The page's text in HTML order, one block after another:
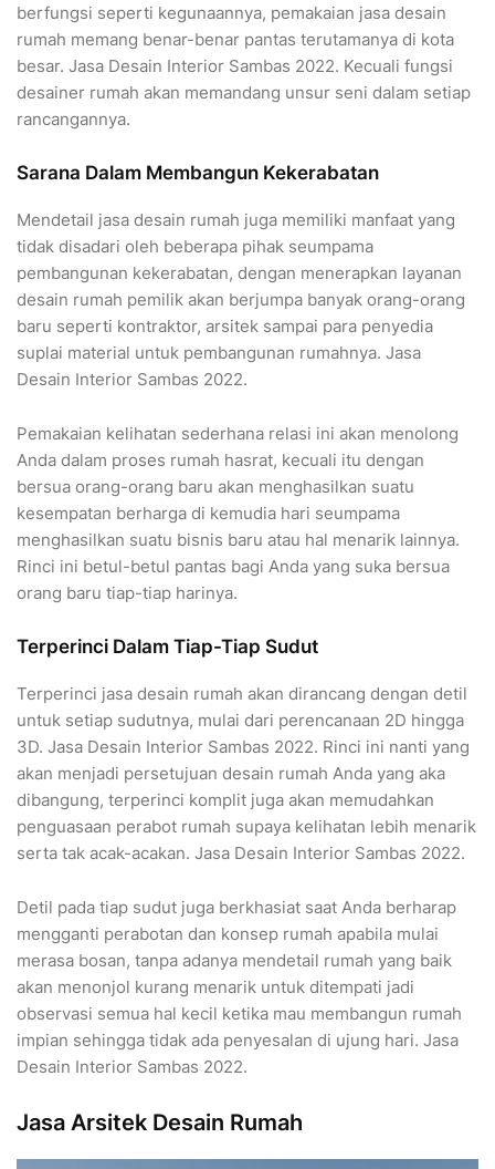
berfungsi seperti kegunaannya, pemakaian jasa desain
rumah memang benar-benar pantas terutamanya di kota
besar. Jasa Desain Interior Sambas 2022. Kecuali fungsi
desainer rumah akan memandang unsur seni dalam setiap
rancangannya.
Sarana Dalam Membangun Kekerabatan
Mendetail jasa desain rumah juga memiliki manfaat yang
tidak disadari oleh beberapa pihak seumpama
pembangunan kekerabatan, dengan menerapkan layanan
desain rumah pemilik akan berjumpa banyak orang-orang
baru seperti kontraktor, arsitek sampai para penyedia
suplai material untuk pembangunan rumahnya. Jasa
Desain Interior Sambas 2022.
Pemakaian kelihatan sederhana relasi ini akan menolong
Anda dalam proses rumah hasrat, kecuali itu dengan
bersua orang-orang baru akan menghasilkan suatu
kesempatan berharga di kemudia hari seumpama
menghasilkan suatu bisnis baru atau hal menarik lainnya.
Rinci ini betul-betul pantas bagi Anda yang suka bersua
orang baru tiap-tiap harinya.
Terperinci Dalam Tiap-Tiap Sudut
Terperinci jasa desain rumah akan dirancang dengan detil
untuk setiap sudutnya, mulai dari perencanaan 2D hingga
3D. Jasa Desain Interior Sambas 2022. Rinci ini nanti yang
akan menjadi persetujuan desain rumah Anda yang aka
dibangung, terperinci komplit juga akan memudahkan
penguasaan perabot rumah supaya kelihatan lebih menarik
serta tak acak-acakan. Jasa Desain Interior Sambas 2022.
Detil pada tiap sudut juga berkhasiat saat Anda berharap
mengganti perabotan dan konsep rumah apabila mulai
merasa bosan, tanpa adanya mendetail rumah yang baik
akan menonjol kurang menarik untuk ditempati jadi
observasi semua hal kecil ketika mau membangun rumah
impian sehingga tidak ada penyesalan di ujung hari. Jasa
Desain Interior Sambas 2022.
Jasa Arsitek Desain Rumah